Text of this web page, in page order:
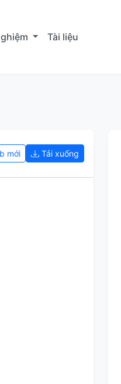
Tài liệu
mới Tải xuống